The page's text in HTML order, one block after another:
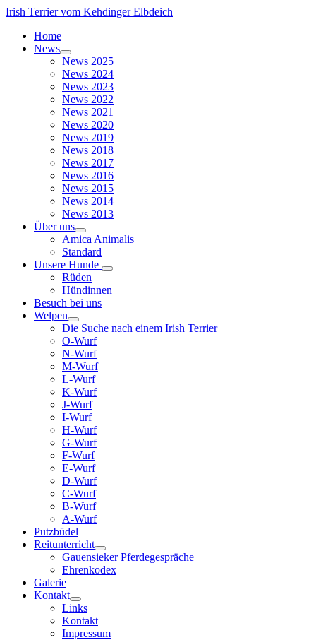
Irish Terrier vom Kehdinger Elbdeich
Home
News
News 2025
News 2024
News 2023
News 2022
News 2021
News 2020
News 2019
News 2018
News 2017
News 2016
News 2015
News 2014
News 2013
Über uns
Amica Animalis
Standard
Unsere Hunde
Rüden
Hündinnen
Besuch bei uns
Welpen
Die Suche nach einem Irish Terrier
O-Wurf
N-Wurf
M-Wurf
L-Wurf
K-Wurf
J-Wurf
I-Wurf
H-Wurf
G-Wurf
F-Wurf
E-Wurf
D-Wurf
C-Wurf
B-Wurf
A-Wurf
Putzbüdel
Reitunterricht
Gauensieker Pferdegespräche
Ehrenkodex
Galerie
Kontakt
Links
Kontakt
Impressum